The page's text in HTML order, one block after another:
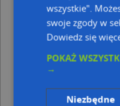
DPD, 11 Listopada
Grzegorz Klupś Fhu
030 Luboń
Przedsiębiorstwo
Mikołaja Kopernika 14a,
Mickiewicza 3, 62-030
wszystkie".
swoje zgody w
Dowiedz się
POKAŻ
→
Niezbędne